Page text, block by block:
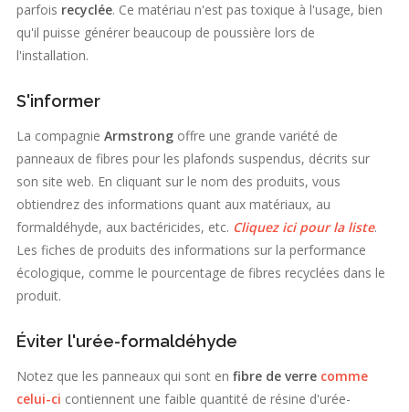
parfois recyclée. Ce matériau n'est pas toxique à l'usage, bien
qu'il puisse générer beaucoup de poussière lors de
l'installation.
S'informer
La compagnie Armstrong offre une grande variété de
panneaux de fibres pour les plafonds suspendus, décrits sur
son site web. En cliquant sur le nom des produits, vous
obtiendrez des informations quant aux matériaux, au
formaldéhyde, aux bactéricides, etc. Cliquez ici pour la liste.
Les fiches de produits des informations sur la performance
écologique, comme le pourcentage de fibres recyclées dans le
produit.
Éviter l'urée-formaldéhyde
Notez que les panneaux qui sont en fibre de verre comme
celui-ci contiennent une faible quantité de résine d'urée-